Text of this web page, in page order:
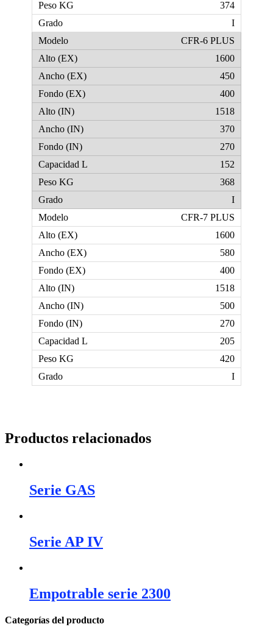
374
I
CFR-6 PLUS
1600
450
400
1518
370
270
152
368
I
CFR-7 PLUS
1600
580
400
1518
500
270
205
420
I
Productos relacionados
Serie GAS
Serie AP IV
Empotrable serie 2300
Categorías del producto